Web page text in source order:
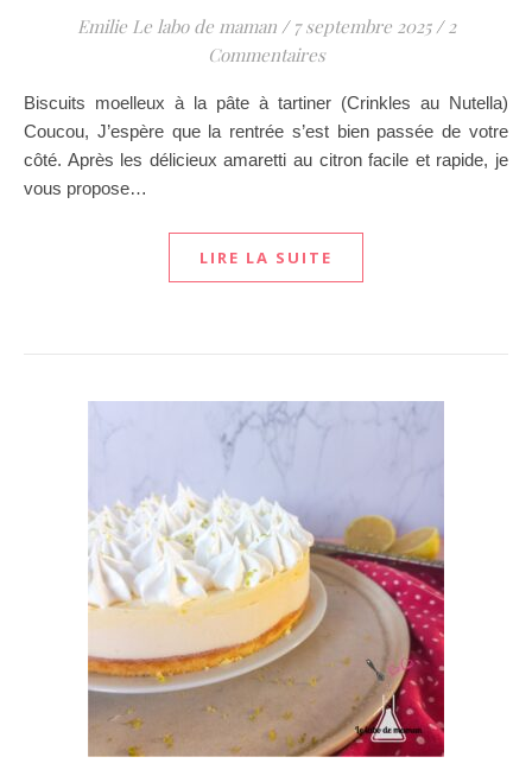
Emilie Le labo de maman / 7 septembre 2025 / 2
Commentaires
Biscuits moelleux à la pâte à tartiner (Crinkles au Nutella)
Coucou, J’espère que la rentrée s’est bien passée de votre
côté. Après les délicieux amaretti au citron facile et rapide, je
vous propose…
LIRE LA SUITE